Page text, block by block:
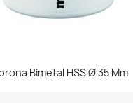
Vista rápida
Bimetal HSS Ø 35 Mm